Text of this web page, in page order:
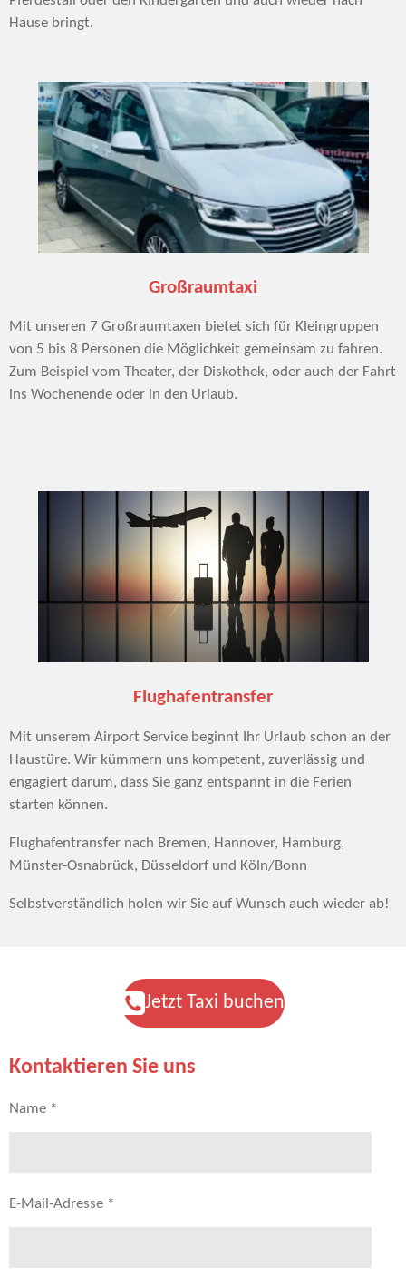
Hause bringt.
Großraumtaxi
Mit unseren 7 Großraumtaxen bietet sich für Kleingruppen
von 5 bis 8 Personen die Möglichkeit gemeinsam zu fahren.
Zum Beispiel vom Theater, der Diskothek, oder auch der Fahrt
ins Wochenende oder in den Urlaub.
Flughafentransfer
Mit unserem Airport Service beginnt Ihr Urlaub schon an der
Haustüre. Wir kümmern uns kompetent, zuverlässig und
engagiert darum, dass Sie ganz entspannt in die Ferien
starten können.
Flughafentransfer nach Bremen, Hannover, Hamburg,
Münster-Osnabrück, Düsseldorf und Köln/Bonn
Selbstverständlich holen wir Sie auf Wunsch auch wieder ab!
Jetzt Taxi buchen
Kontaktieren Sie uns
Name *
E-Mail-Adresse *